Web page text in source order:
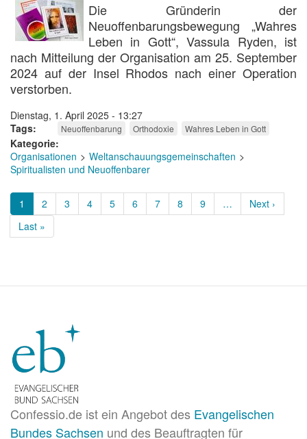
Die Gründerin der
Neuoffenbarungsbewegung „Wahres
Leben in Gott“, Vassula Ryden, ist
nach Mitteilung der Organisation am 25. September
2024 auf der Insel Rhodos nach einer Operation
verstorben.
Dienstag, 1. April 2025 - 13:27
Tags
Neuoffenbarung Orthodoxie Wahres Leben in Gott
Kategorie
Organisationen
Weltanschauungsgemeinschaften
Spiritualisten und Neuoffenbarer
Seitennummerierung
Aktuelle
Seite
1 Page
2 Page
3 Page
4 Page
5 Page
6 Page
7 Page
8 Page
9 …
Nächste
Seite
Next ›
Letzte
Seite
Last »
Confessio.de ist ein Angebot des Evangelischen
Bundes Sachsen und des Beauftragten für